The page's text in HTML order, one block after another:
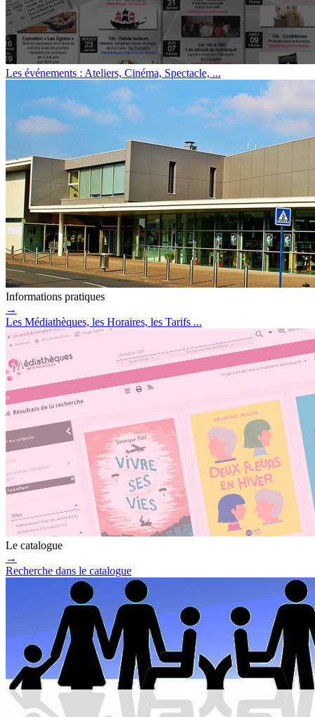
Les événements : Ateliers, Cinéma, Spectacle, ...
Informations pratiques
→
Les Médiathèques, les Horaires, les Tarifs ...
Le catalogue
→
Recherche dans le catalogue